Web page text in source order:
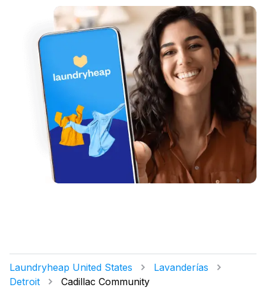
Laundryheap United States
Lavanderías
Detroit
Cadillac Community